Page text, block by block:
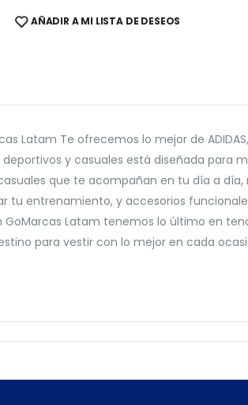
SHARE:AÑADIR A MI LISTA DE DESEOS
Latam Te ofrecemos lo mejor de
y casuales está diseñada para
que te acompañan en tu día a día,
entrenamiento, y accesorios
Latam tenemos lo último en
para vestir con lo mejor en cada